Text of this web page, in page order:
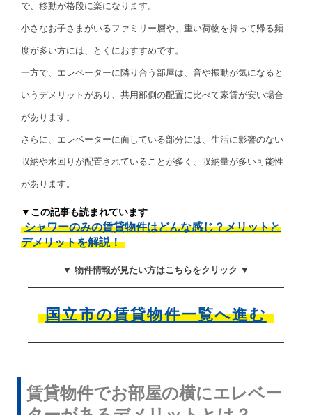
で、移動が格段に楽になります。
小さなお子さまがいるファミリー層や、重い荷物を持って帰る頻
度が多い方には、とくにおすすめです。
一方で、エレベーターに隣り合う部屋は、音や振動が気になると
いうデメリットがあり、共用部側の配置に比べて家賃が安い場合
があります。
さらに、エレベーターに面している部分には、生活に影響のない
収納や水回りが配置されていることが多く、収納量が多い可能性
があります。
▼この記事も読まれています
シャワーのみの賃貸物件はどんな感じ？メリットと
デメリットを解説！
▼ 物件情報が見たい方はこちらをクリック ▼
国立市の賃貸物件一覧へ進む
賃貸物件でお部屋の横にエレベー